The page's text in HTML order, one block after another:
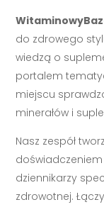
do zdrowego
wiedzą o
portalem
miejscu
minerałów i
Nasz zespół
dziennikarzy
zdrowotnej.